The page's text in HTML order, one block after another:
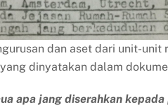
dan aset dari unit-
dinyatakan dalam
apa jang diserahkan